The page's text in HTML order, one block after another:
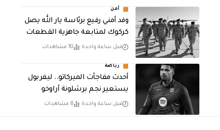
أمن
وفد أمني رفيع برئاسة يار الله يصل
كركوك لمتابعة جاهزية القطعات
قبل ساعة واحدة 10 مشاهدات
رياضة
أحدث مفاجآت الميركاتو.. ليفربول
يستعير نجم برشلونة أراوخو
قبل ساعة واحدة 8 مشاهدات